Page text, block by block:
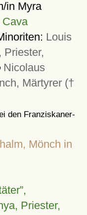
in Myra
Cava
Louis
Priester,
Nicolaus
Märtyrer (†
den Franziskaner-
Mönch in
,
Priester,